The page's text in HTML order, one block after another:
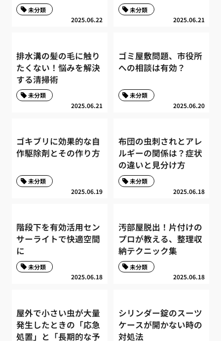
2025.06.22
未分類
2025.06.21
未分類
排水溝の髪の毛に触り
たくない！悩みを解決
する清掃術
2025.06.21
未分類
ゴミ屋敷問題、市役所
への相談は有効？
2025.06.20
未分類
ゴキブリに効果的な自
作駆除剤とその作り方
2025.06.19
未分類
布団の虫刺されとアレ
ルギーの関係は？症状
の違いと見分け方
2025.06.18
未分類
階段下を有効活用セン
サーライトで快適空間
に
2025.06.18
未分類
汚部屋脱出！片付けの
プロが教える、整理収
納テクニック集
2025.06.18
未分類
屋外で小さい虫が大量
発生したときの「応急
処置」と「長期的な予
シリンダー錠のスーツ
ケースが開かない時の
対処法